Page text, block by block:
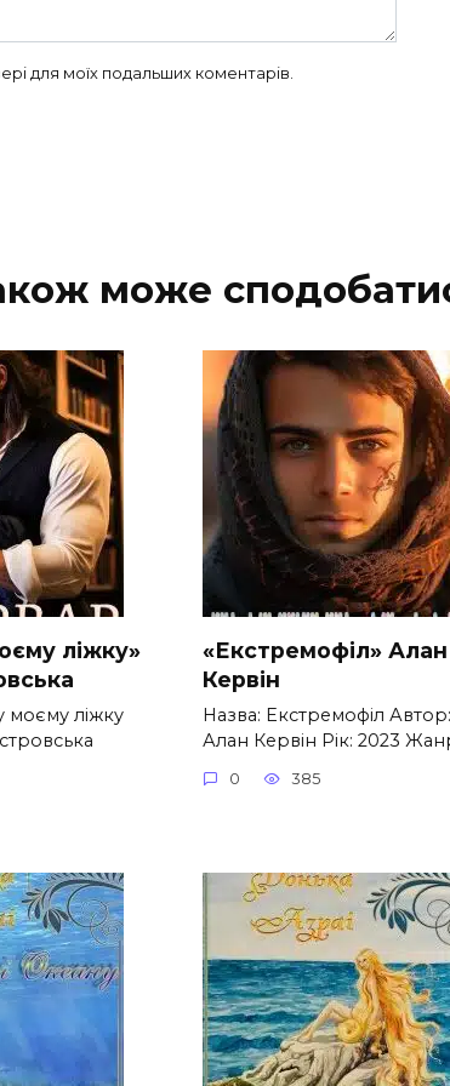
для моїх подальших коментарів.
може
ліжку»
моєму ліжку
«Екстремофіл» Алан
Кервін
Назва: Екстремофіл Автор:
Алан Кервін Рік: 2023
0 385